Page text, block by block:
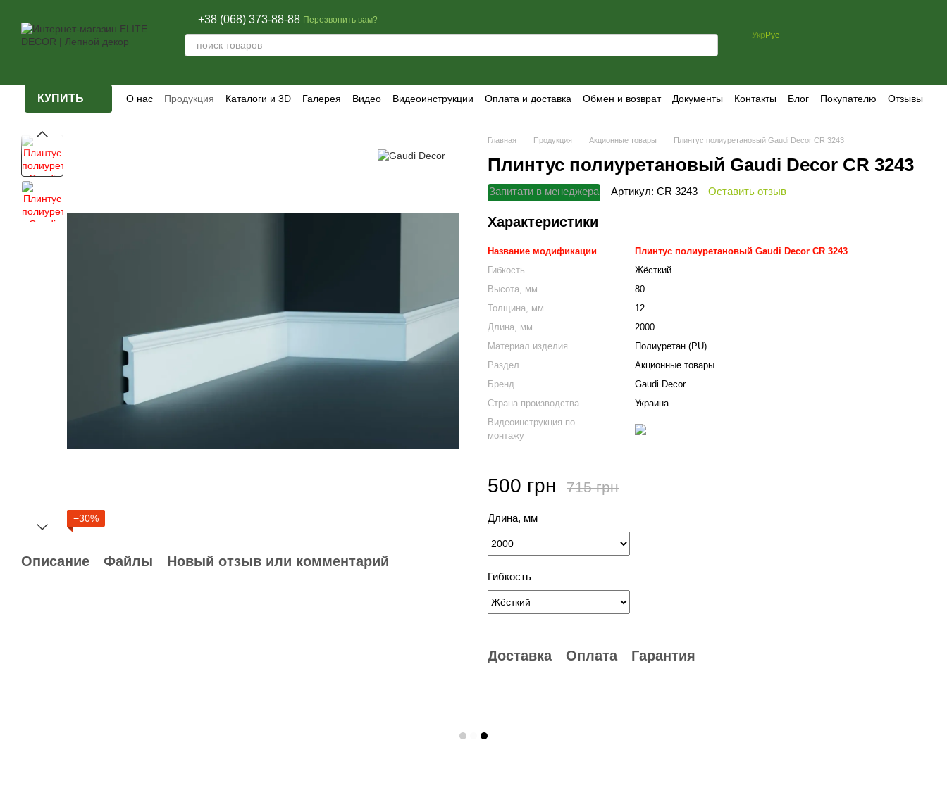
+38 (068) 373-88-88 Перезвонить вам?
Укр Рус
КУПИТЬ О нас Продукция Каталоги и 3D Галерея Видео Видеоинструкции Оплата и доставка Обмен и возврат Документы Контакты Блог Покупателю Отзывы
−30%
Описание Файлы Новый отзыв или комментарий
Главная Продукция Акционные товары Плинтус полиуретановый Gaudi Decor CR 3243
Плинтус полиуретановый Gaudi Decor CR 3243
Запитати в менеджера Артикул: CR 3243 Оставить отзыв
Характеристики
Название модификации
Плинтус полиуретановый Gaudi Decor CR 3243
Гибкость
Жёсткий
Высота, мм
80
Толщина, мм
12
Длина, мм
2000
Материал изделия
Полиуретан (PU)
Раздел
Акционные товары
Бренд
Gaudi Decor
Страна производства
Украина
Видеоинструкция по
монтажу
500 грн 715 грн
Длина, мм
Гибкость
Доставка Оплата Гарантия